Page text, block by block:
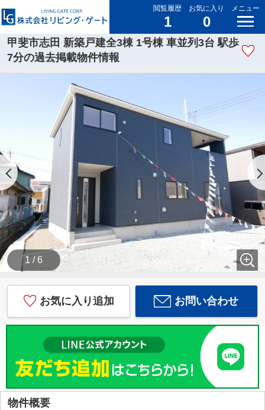
閲覧履歴
1
お気に入り
0
メニュー
甲斐市志田 新築戸建全3棟 1号棟 車並列3台 駅歩
7分の過去掲載物件情報
1 / 6
お気に入り追加 お問い合わせ
物件概要